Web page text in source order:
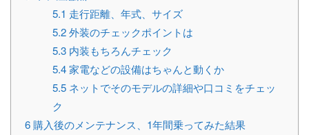
5.1 走行距離、年式、サイズ
5.2外装のチェックポイントは
5.3 内装もちろんチェック
5.4家電などの設備はちゃんと動くか
5.5 ネットでそのモデルの詳細や口コミをチェッ
ク
6購入後のメンテナンス、1年間乗ってみた結果